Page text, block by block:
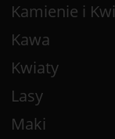
Kamienie i
Kawa
Kwiaty
Lasy
Maki